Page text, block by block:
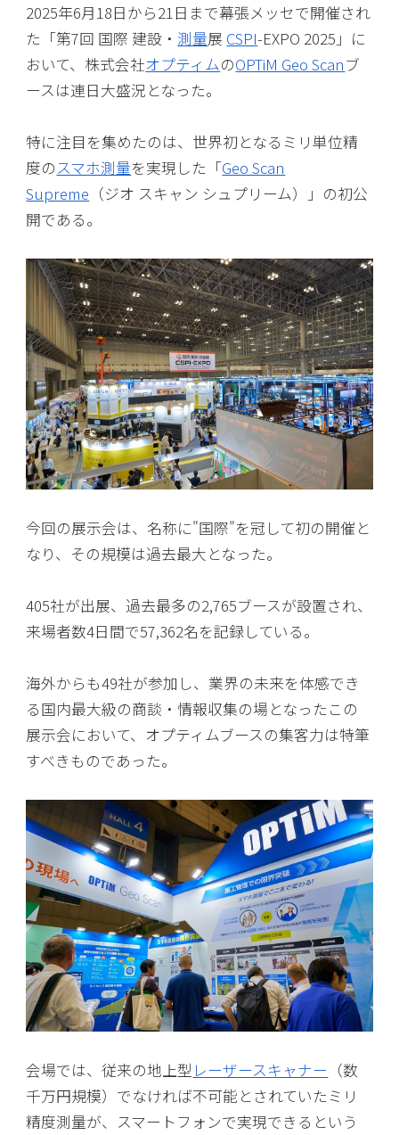
2025年6月18日から21日まで幕張メッセで開催され
た「第7回 国際 建設・測量展 CSPI-EXPO 2025」に
おいて、株式会社オプティムのOPTiM Geo Scanブ
ースは連日大盛況となった。
特に注目を集めたのは、世界初となるミリ単位精
度のスマホ測量を実現した「Geo Scan
Supreme （ジオ スキャン シュプリーム）」の初公
開である。
今回の展示会は、名称に"国際"を冠して初の開催と
なり、その規模は過去最大となった。
405社が出展、過去最多の2,765ブースが設置され、
来場者数4日間で57,362名を記録している。
海外からも49社が参加し、業界の未来を体感でき
る国内最大級の商談・情報収集の場となったこの
展示会において、オプティムブースの集客力は特筆
すべきものであった。
会場では、従来の地上型 レーザースキャナー （数
千万円規模）でなければ不可能とされていたミリ
精度測量が、スマートフォンで実現できるという